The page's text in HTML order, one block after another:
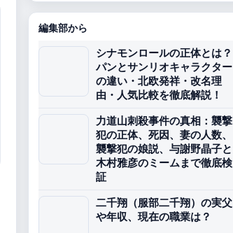
編集部から
シナモンロールの正体とは？
パンとサンリオキャラクター
の違い・北欧発祥・改名理
由・人気比較を徹底解説！
力道山刺殺事件の真相：襲撃
犯の正体、死因、妻の人数、
襲撃犯の娘説、与謝野晶子と
木村雅彦のミームまで徹底検
証
二千翔（服部二千翔）の実父
や年収、現在の職業は？